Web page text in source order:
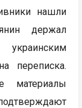
нашли
держал
переписка.
материалы